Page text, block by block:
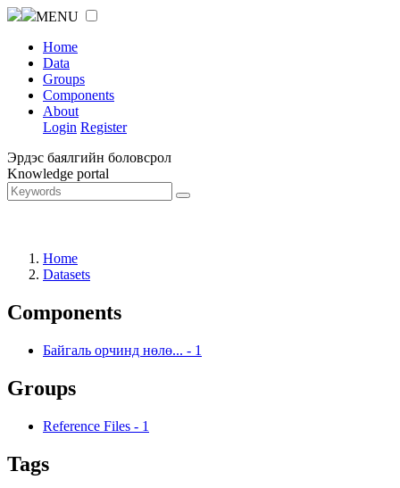
MENU
Home
Data
Groups
Components
About
Login Register
Эрдэс баялгийн боловсрол
Knowledge portal
Home
Datasets
Components
Байгаль орчинд нөлө... - 1
Groups
Reference Files - 1
Tags